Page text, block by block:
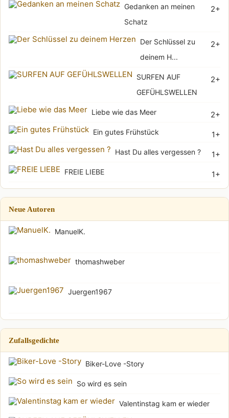
2+
Gedanken an meinen
Schatz
2+
Der Schlüssel zu
deinem H...
2+
SURFEN AUF
GEFÜHLSWELLEN
2+
Liebe wie das Meer
1+
Ein gutes Frühstück
1+
Hast Du alles vergessen ?
1+
FREIE LIEBE
Neue Autoren
ManuelK.
thomashweber
Juergen1967
Zufallsgedichte
Biker-Love -Story
So wird es sein
Valentinstag kam er wieder